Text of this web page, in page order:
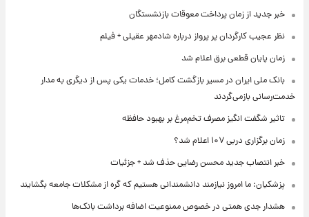
خبر جدید از زمان پرداخت معوقات بازنشستگان
نظر عجیب کارگردان پر پرواز درباره شادمهر عقیلی + فیلم
زمان پایان قطعی برق اعلام شد
بانک ملی ایران در مسیر بازگشت کامل؛ خدمات یکی پس از دیگری به مدار
خدمت‌رسانی بازمی‌گردند
تاثیر شگفت انگیز مصرف تخم‌مرغ بر بهبود حافظه
زمان برگزاری دربی ۱۰۷ اعلام شد؟
خبر انتصاب جدید محسن رضایی حذف شد + جزئیات
پزشکیان: ما امروز نیازمند دانشمندانی هستیم که گره از مشکلات جامعه بگشایند
هشدار جدی همتی در خصوص ممنوعیت اضافه ‌برداشت بانک‌ها